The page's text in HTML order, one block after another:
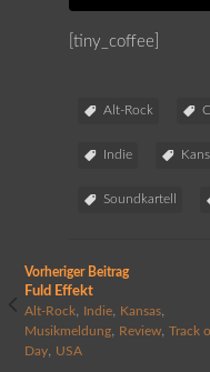
[tiny_coffee]
Alt-Rock
Indie
Soundkartell
Vorheriger Beitrag
Fuld Effekt
Alt-Rock, Indie, Kansas,
Musikmeldung, Review, Track
Day, USA